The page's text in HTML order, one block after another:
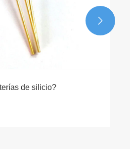
волн накачки
